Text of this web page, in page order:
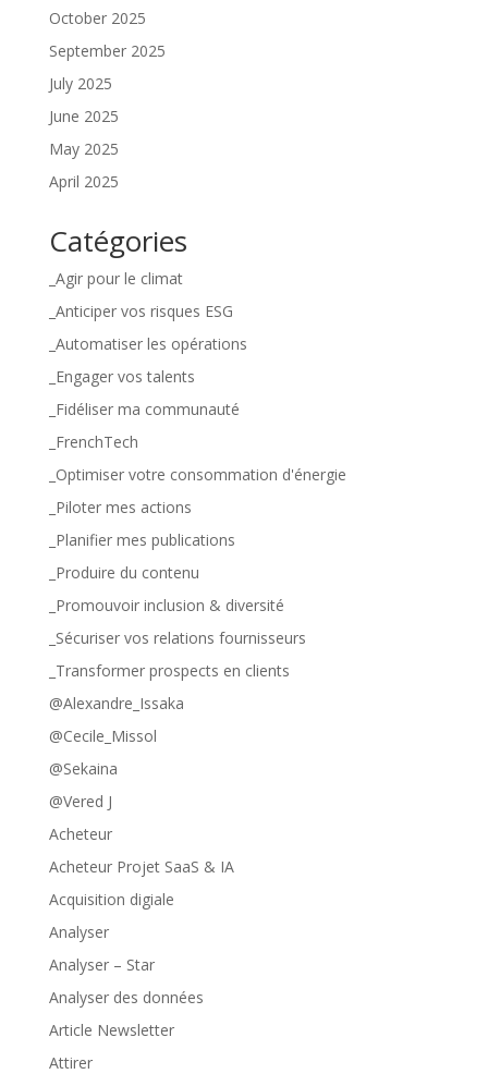
October 2025
September 2025
July 2025
June 2025
May 2025
April 2025
Catégories
_Agir pour le climat
_Anticiper vos risques ESG
_Automatiser les opérations
_Engager vos talents
_Fidéliser ma communauté
_FrenchTech
_Optimiser votre consommation d'énergie
_Piloter mes actions
_Planifier mes publications
_Produire du contenu
_Promouvoir inclusion & diversité
_Sécuriser vos relations fournisseurs
_Transformer prospects en clients
@Alexandre_Issaka
@Cecile_Missol
@Sekaina
@Vered J
Acheteur
Acheteur Projet SaaS & IA
Acquisition digiale
Analyser
Analyser – Star
Analyser des données
Article Newsletter
Attirer